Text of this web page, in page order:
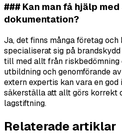
### Kan man få hjälp
dokumentation?
Ja, det finns många företag
specialiserat sig på
till med allt från
utbildning och genomförande
extern expertis kan vara en
säkerställa att allt görs korrekt
lagstiftning.
Relaterade artiklar